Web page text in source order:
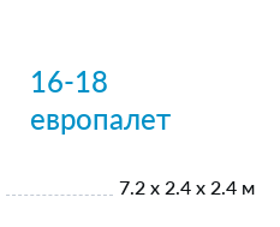
16-18
европалет
7.2 х 2.4 х 2.4 м